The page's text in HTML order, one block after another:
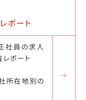
ポート
社員の求人
ポート
所在地別の